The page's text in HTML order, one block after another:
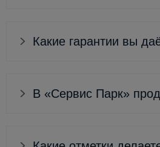
Какие гарантии вы
В «Сервис Парк»